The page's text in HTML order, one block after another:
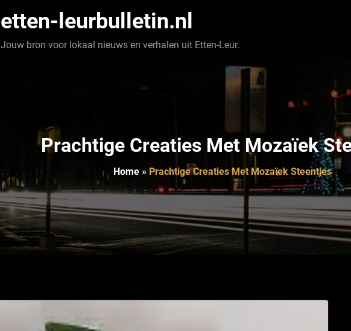
etten-leurbulletin.nl
Jouw bron voor lokaal nieuws en verhalen uit Etten-Leur.
Prachtige Creaties Met Mozaïek
Home » Prachtige Creaties Met Mozaïek Steentjes